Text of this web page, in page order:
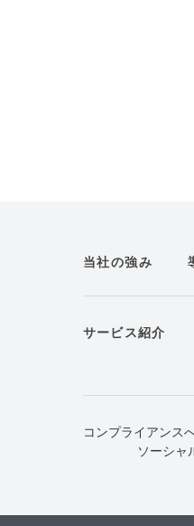
当社の強み
サービス紹介
コンプライアンス
ソーシャ